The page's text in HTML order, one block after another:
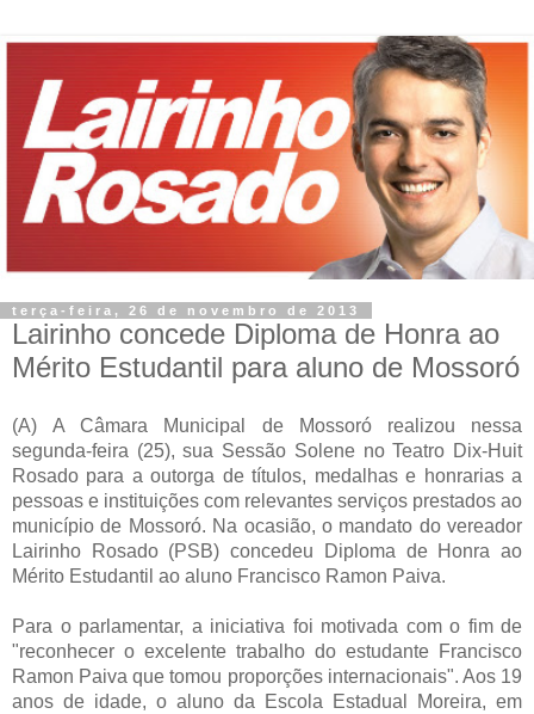
terça-feira, 26 de novembro de 2013
Lairinho concede Diploma de Honra ao
Mérito Estudantil para aluno de Mossoró
(A)A Câmara Municipal de Mossoró realizou nessa
segunda-feira (25), sua Sessão Solene no Teatro Dix-Huit
Rosado para a outorga de títulos, medalhas e honrarias a
pessoas e instituições com relevantes serviços prestados ao
município de Mossoró. Na ocasião, o mandato do vereador
Lairinho Rosado (PSB) concedeu Diploma de Honra ao
Mérito Estudantil ao aluno Francisco Ramon Paiva.
Para o parlamentar, a iniciativa foi motivada com o fim de
"reconhecer o excelente trabalho do estudante Francisco
Ramon Paiva que tomou proporções internacionais". Aos 19
anos de idade, o aluno da Escola Estadual Moreira, em